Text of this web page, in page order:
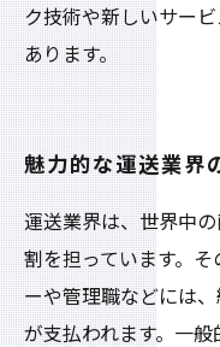
ク技術や新しいサー
あります。
魅力的な運送業界
運送業界は、世界中
割を担っています。
ーや管理職などには
が支払われます。一